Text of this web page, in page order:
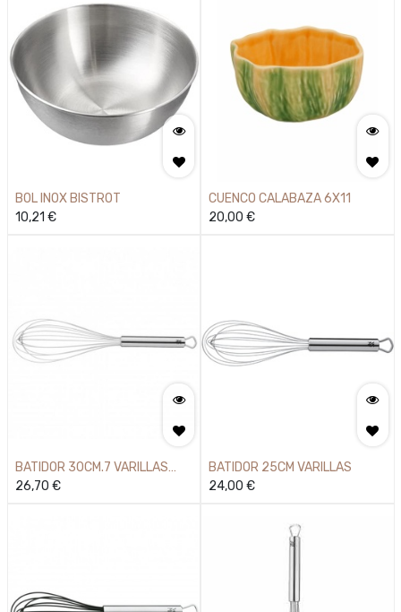
BOL INOX BISTROT
10,21 €
CUENCO CALABAZA 6X11
20,00 €
BATIDOR 30CM.7 VARILLAS
Profi Plus
26,70 €
BATIDOR 25CM VARILLAS
24,00 €